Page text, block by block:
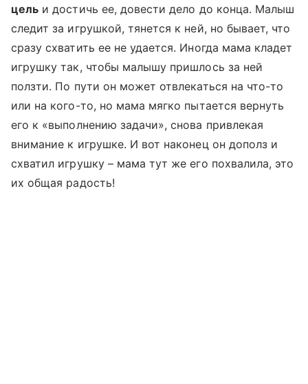
цель и достичь ее, довести дело до конца. Малыш
следит за игрушкой, тянется к ней, но бывает, что
сразу схватить ее не удается. Иногда мама кладет
игрушку так, чтобы малышу пришлось за ней
ползти. По пути он может отвлекаться на что-то
или на кого-то, но мама мягко пытается вернуть
его к «выполнению задачи», снова привлекая
внимание к игрушке. И вот наконец он дополз и
схватил игрушку – мама тут же его похвалила, это
их общая радость!